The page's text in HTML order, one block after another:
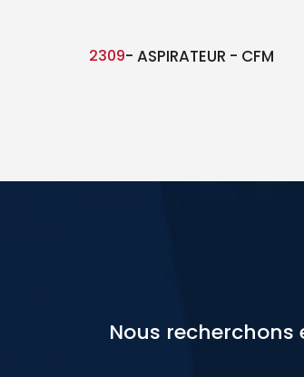
2309- ASPIRATEUR - CFM
Nous